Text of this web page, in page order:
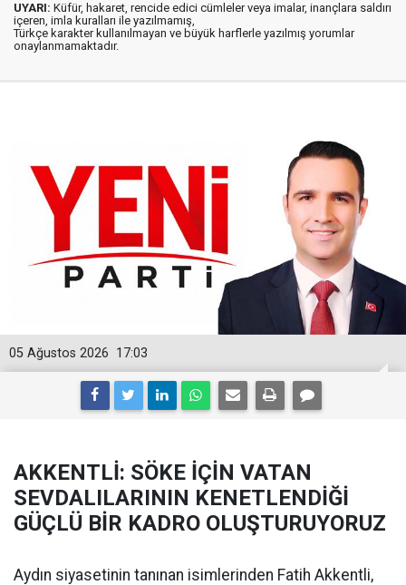
UYARI: Küfür, hakaret, rencide edici cümleler veya imalar, inançlara saldırı
içeren, imla kuralları ile yazılmamış,
Türkçe karakter kullanılmayan ve büyük harflerle yazılmış yorumlar
onaylanmamaktadır.
17:03
05 Ağustos 2026
AKKENTLİ: SÖKE İÇİN VATAN
SEVDALILARININ KENETLENDİĞİ
GÜÇLÜ BİR KADRO OLUŞTURUYORUZ
Aydın siyasetinin tanınan isimlerinden Fatih Akkentli,